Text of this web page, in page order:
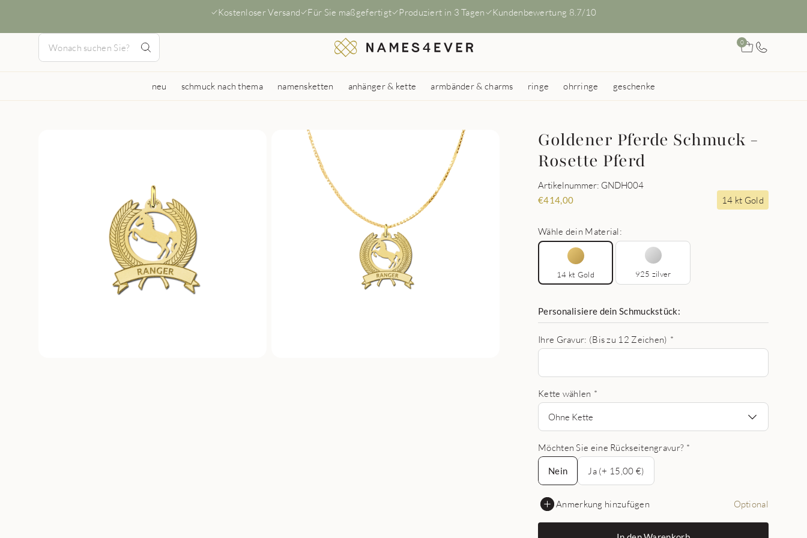
Kostenloser Versand Für Sie maßgefertigt Produziert in 3 Tagen Kundenbewertung 8.7/10
0
neu schmuck nach thema namensketten anhänger & kette armbänder & charms ringe ohrringe geschenke
Goldener Pferde Schmuck -
Rosette Pferd
Artikelnummer: GNDH004
€414,00 14 kt Gold
Wähle dein Material:
14 kt Gold 925 zilver
Personalisiere dein Schmuckstück:
Ihre Gravur: (Bis zu 12 Zeichen) *
Kette wählen *
Ohne Kette
Möchten Sie eine Rückseitengravur? *
Nein
Nein
Ja (+ 15,00 €)
Anmerkung hinzufügen Optional